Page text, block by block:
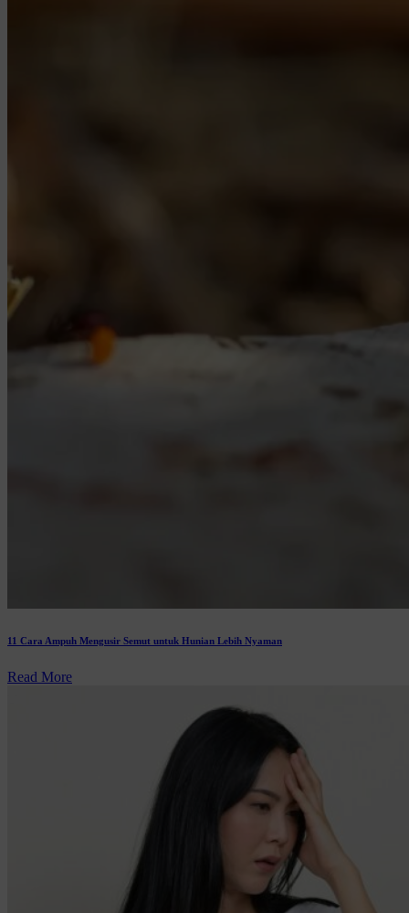
11 Cara Ampuh Mengusir Semut untuk Hunian Lebih Nyaman
Read More